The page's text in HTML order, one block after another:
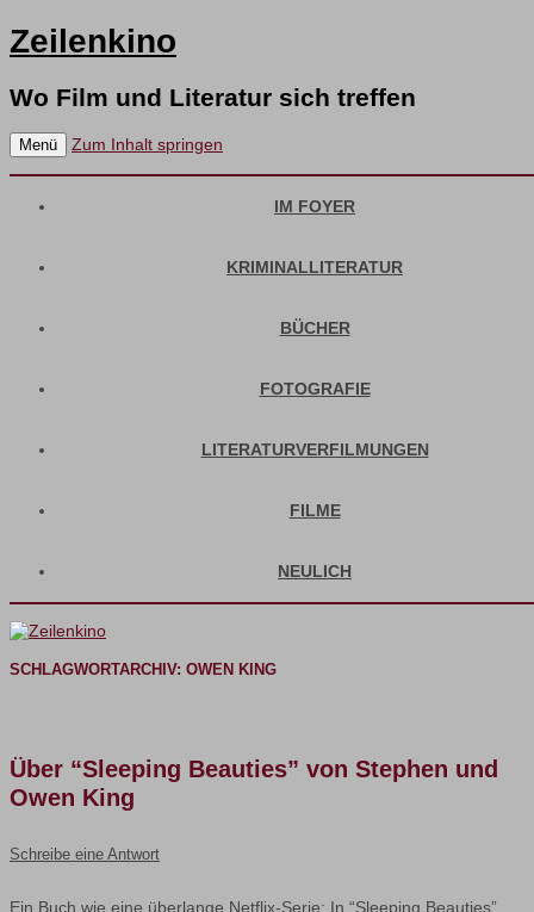
Zeilenkino
Wo Film und Literatur sich treffen
Menü Zum Inhalt springen
IM FOYER
KRIMINALLITERATUR
BÜCHER
FOTOGRAFIE
LITERATURVERFILMUNGEN
FILME
NEULICH
SCHLAGWORTARCHIV: OWEN KING
Über “Sleeping Beauties” von Stephen und
Owen King
Schreibe eine Antwort
Ein Buch wie eine überlange Netflix-Serie: In “Sleeping Beauties”